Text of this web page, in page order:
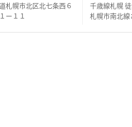
札幌市北区北七条西６
ー１１
千歳線札幌
札幌市南北